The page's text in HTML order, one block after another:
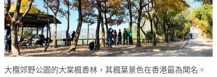
大欖郊野公園的大棠楓香林，其楓葉景色在香港最為聞名。